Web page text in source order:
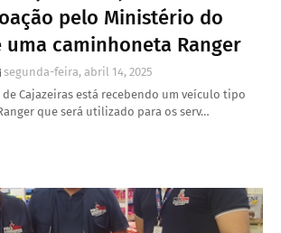
pelo Ministério do
uma caminhoneta Ranger
segunda-feira, abril 14, 2025
Cajazeiras está recebendo um veículo tipo
que será utilizado para os serv…